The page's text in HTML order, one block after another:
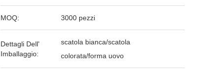
MOQ: 3000 pezzi
Dettagli Dell'
Imballaggio:
scatola bianca/scatola
colorata/forma uovo